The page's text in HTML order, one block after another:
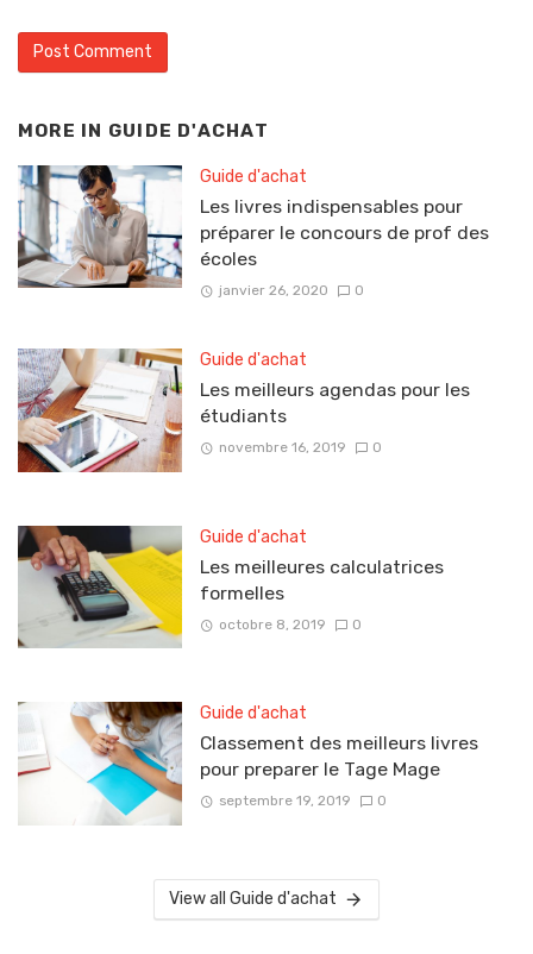
MORE IN GUIDE D'ACHAT
Guide d'achat
Les livres indispensables pour
préparer le concours de prof des
écoles
janvier 26, 2020 0
Guide d'achat
Les meilleurs agendas pour les
étudiants
novembre 16, 2019 0
Guide d'achat
Les meilleures calculatrices
formelles
octobre 8, 2019 0
Guide d'achat
Classement des meilleurs livres
pour preparer le Tage Mage
septembre 19, 2019 0
View all Guide d'achat